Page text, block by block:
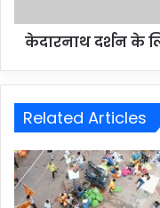
केदारनाथ दर्शन के
Related Articles